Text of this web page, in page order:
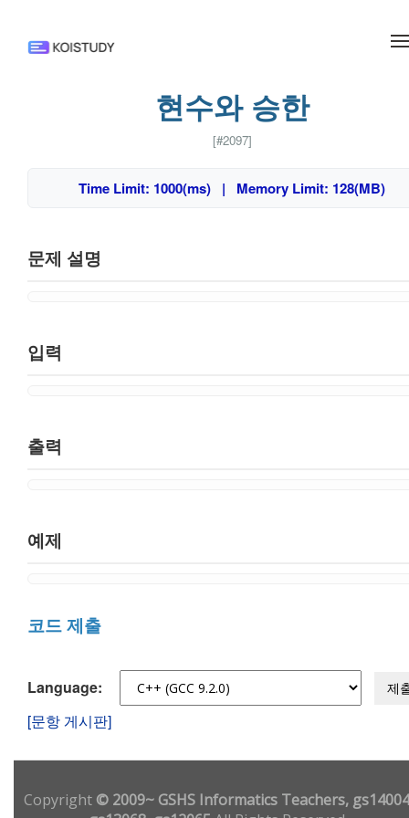
현수와 승한
[#2097]
Time Limit: 1000(ms) | Memory Limit: 128(MB)
문제 설명
입력
출력
예제
코드 제출
Language: 제
[문항 게시판]
Copyright© 2009~ GSHS Informatics Teachers,